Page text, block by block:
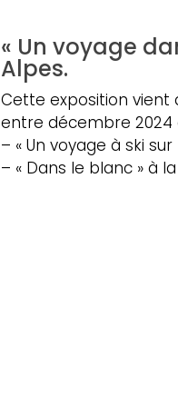
« Un voyage
Alpes.
Cette exposition vient
entre décembre 2024
– « Un voyage à ski
– « Dans le blanc » à